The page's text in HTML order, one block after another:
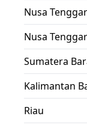
Nusa
Nusa
Sumatera
Kalimantan
Riau